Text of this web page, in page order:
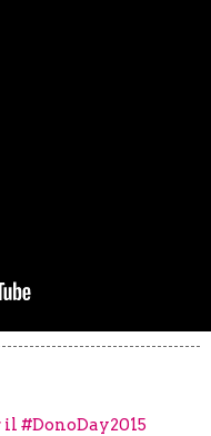
#DonoDay2015